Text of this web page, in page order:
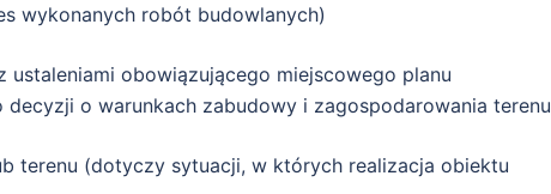
wykonanych robót budowlanych)
obowiązującego miejscowego planu
o warunkach zabudowy i zagospodarowania terenu
terenu (dotyczy sytuacji, w których realizacja obiektu